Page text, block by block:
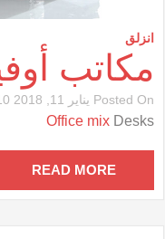
انزلق
مكاتب
Posted On يناير 11, 2018 At 5:10 م By
Office mix Desks
READ MORE